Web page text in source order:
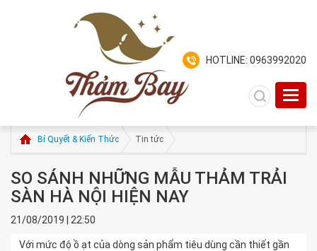
HOTLINE: 0963992020
Bí Quyết & Kiến Thức Tin tức
SO SÁNH NHỮNG MẪU THẢM TRẢI
SÀN HÀ NỘI HIỆN NAY
21/08/2019 | 22:50
Với mức độ ồ ạt của dòng sản phẩm tiêu dùng cần thiết gần